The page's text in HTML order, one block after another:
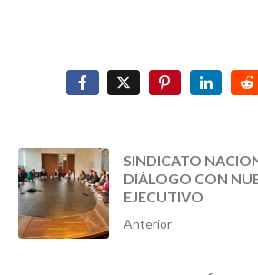
SINDICATO
DIÁLOGO CON
EJECUTIVO
Anterior